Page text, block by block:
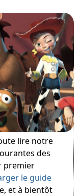
! Si vous êtes
lire notre
des
premier
le guide
et à bientôt